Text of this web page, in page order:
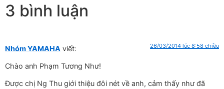
3 bình luận
Nhóm YAMAHA viết: 26/03/2014 lúc 8:58 chiều
Chào anh Phạm Tương Như!
Được chị Ng Thu giới thiệu đôi nét về anh, cảm thấy như đã